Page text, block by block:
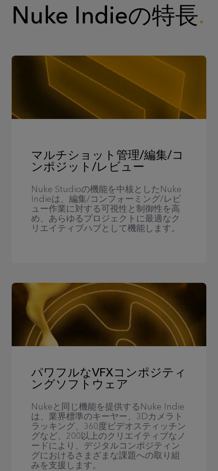
Nuke Indieの特長
マルチショット管理/編集/コ
ンポジット/レビュー
Nuke Studioの機能を中核としたNuke
Indieは、編集/コンフォーミング/レビ
ュー作業に対する可視性と制御性を高
め、あらゆるプロジェクトに最適なク
リエイティブハブとして機能します。
パワフルなVFXコンポジティ
ングソフトウェア
Nukeと同じ機能を提供するNuke Indie
は、業界標準のキーヤー、3Dカメラト
ラッキング、360度ビデオスティッチン
グなど、200以上のクリエイティブなノ
ードにより、デジタルコンポジティン
グにおけるさまざまな課題への取り組
みを支援します。